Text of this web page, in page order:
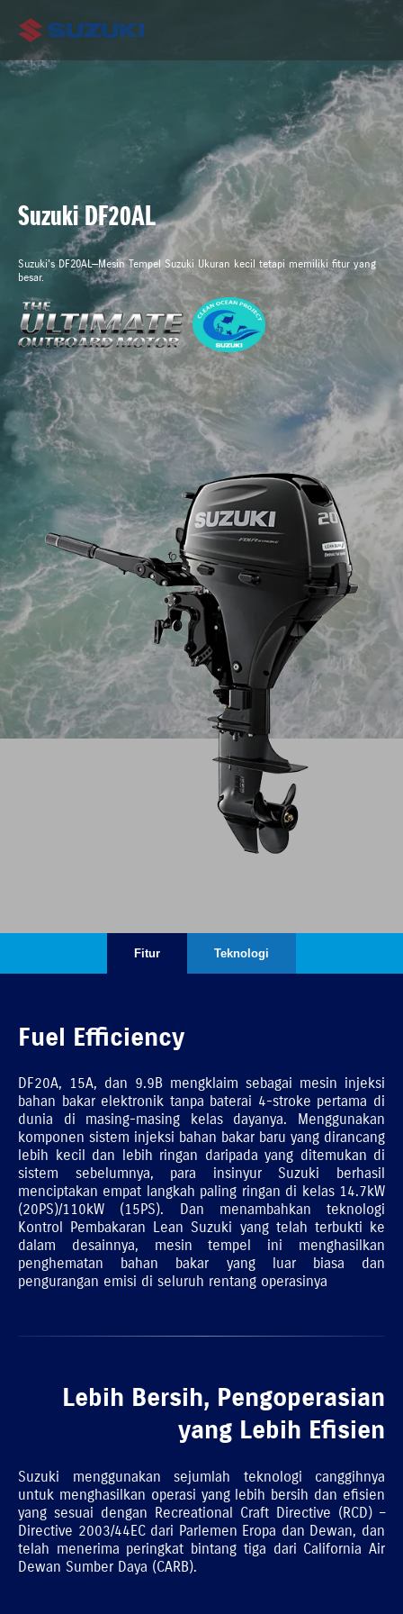
Suzuki DF20AL
Suzuki's DF20AL—Mesin Tempel Suzuki Ukuran kecil tetapi memiliki fitur yang
besar.
Fitur Teknologi
Fuel Efficiency
DF20A, 15A, dan 9.9B mengklaim sebagai mesin injeksi
bahan bakar elektronik tanpa baterai 4-stroke pertama di
dunia di masing-masing kelas dayanya. Menggunakan
komponen sistem injeksi bahan bakar baru yang dirancang
lebih kecil dan lebih ringan daripada yang ditemukan di
sistem sebelumnya, para insinyur Suzuki berhasil
menciptakan empat langkah paling ringan di kelas 14.7kW
(20PS)/110kW (15PS). Dan menambahkan teknologi
Kontrol Pembakaran Lean Suzuki yang telah terbukti ke
dalam desainnya, mesin tempel ini menghasilkan
penghematan bahan bakar yang luar biasa dan
pengurangan emisi di seluruh rentang operasinya
Lebih Bersih, Pengoperasian
yang Lebih Efisien
Suzuki menggunakan sejumlah teknologi canggihnya
untuk menghasilkan operasi yang lebih bersih dan efisien
yang sesuai dengan Recreational Craft Directive (RCD) –
Directive 2003/44EC dari Parlemen Eropa dan Dewan, dan
telah menerima peringkat bintang tiga dari California Air
Dewan Sumber Daya (CARB).